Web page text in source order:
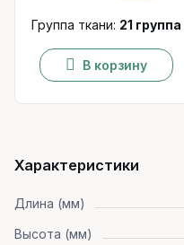
Группа ткани: 21 группа
В корзину
Характеристики
Длина (мм)
Высота (мм)